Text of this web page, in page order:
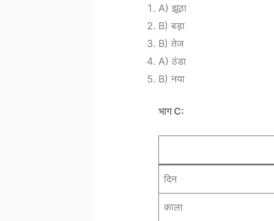
A) झूठा
B) बड़ा
B) तेज
A) ठंडा
B) नया
भाग C:
दिन
काला